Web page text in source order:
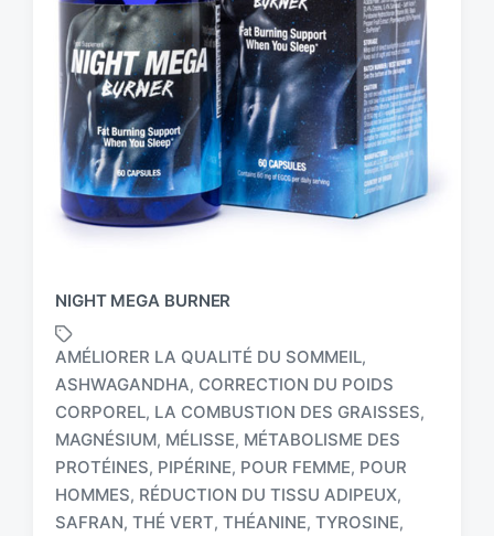
NIGHT MEGA BURNER
a
g
g
AMÉLIORER LA QUALITÉ DU SOMMEIL,
ASHWAGANDHA, CORRECTION DU POIDS
CORPOREL, LA COMBUSTION DES GRAISSES,
MAGNÉSIUM, MÉLISSE, MÉTABOLISME DES
PROTÉINES, PIPÉRINE, POUR FEMME, POUR
HOMMES, RÉDUCTION DU TISSU ADIPEUX,
SAFRAN, THÉ VERT, THÉANINE, TYROSINE,